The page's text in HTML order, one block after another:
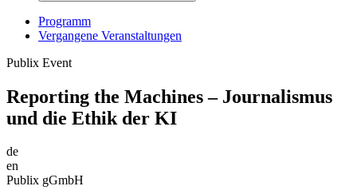
Programm
Vergangene Veranstaltungen
Publix Event
Reporting the Machines – Journalismus
und die Ethik der KI
de
en
Publix gGmbH